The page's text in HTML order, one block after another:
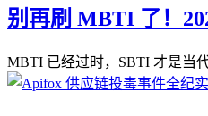
别再刷 MBTI 了！
MBTI 已经过时，SBTI 才是当